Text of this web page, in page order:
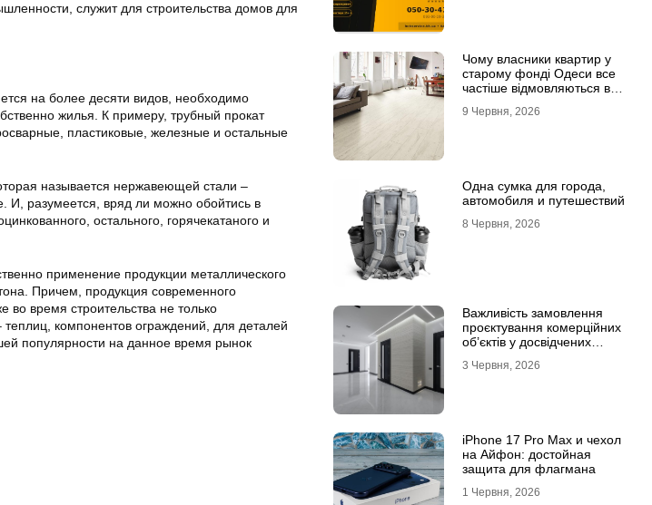
служит для строительства домов для
на более десяти видов, необходимо
жилья. К примеру, трубный прокат
пластиковые, железные и остальные
называется нержавеющей стали –
И, разумеется, вряд ли можно обойтись в
остального, горячекатаного и
применение продукции металлического
Причем, продукция современного
во время строительства не только
компонентов ограждений, для деталей
популярности на данное время рынок
Чому власники квартир у
старому фонді Одеси все
частіше відмовляються від
ламінату
9 Червня, 2026
Одна сумка для города,
автомобиля и путешествий
8 Червня, 2026
Важливість замовлення
проєктування комерційних
об’єктів у досвідчених
3 Червня, 2026
iPhone 17 Pro Max и чехол
на Айфон: достойная
защита для флагмана
1 Червня, 2026